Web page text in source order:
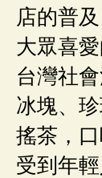
店的普
大眾喜
台灣社
冰塊、
搖茶，
受到年